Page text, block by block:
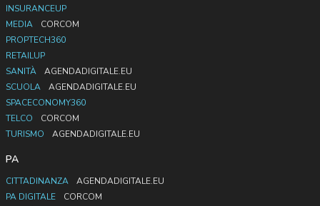
INSURANCEUP
MEDIA
CORCOM
PROPTECH360
RETAILUP
SANITÀ
AGENDADIGITALE.EU
SCUOLA
AGENDADIGITALE.EU
SPACECONOMY360
TELCO
CORCOM
TURISMO
AGENDADIGITALE.EU
PA
CITTADINANZA
AGENDADIGITALE.EU
PA DIGITALE
CORCOM